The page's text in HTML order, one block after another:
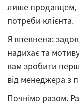
лише продавцем,
потреби клієнта.
Я впевнена:
надихає та
вам зробити
від менеджера з
Почнімо разом.